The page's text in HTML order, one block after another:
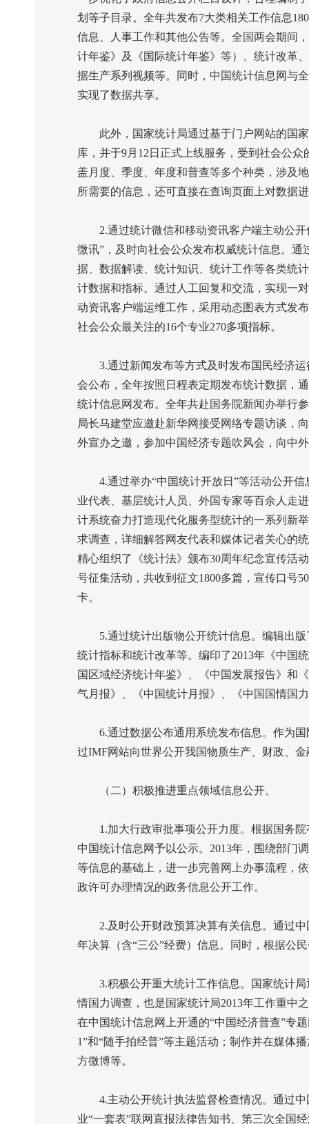
划等子目录。全年共发布7大类相关工作信息
信息、人事工作和其他公告等。全国两会期间
计年鉴》及《国际统计年鉴》等）、统计改革
据生产系列视频等。同时，中国统计信息网与
实现了数据共享。
此外，国家统计局通过基于门户网站的国家
库，并于9月 12 日 正式上线服务，受到社会公
盖月度、季度、年度和普查等多个种类，涉及
所需要的信息，还可直接在查询页面上对数据
2.通过统计微信和移动资讯客户端主动公
微讯”，及时向社会公众发布权威统计信息。通
据、数据解读、统计知识、统计工作等各类统
计数据和指标。通过人工回复和交流，实现一
动资讯客户端运维工作，采用动态图表方式发
社会公众最关注的16个专业270多项指标。
3.通过新闻发布等方式及时发布国民经济
会公布，全年按照日程表定期发布统计数据，
统计信息网发布。全年共赴国务院新闻办举行
局长马建堂应邀赴新华网接受网络专题访谈，
外宣办之邀，参加中国经济专题吹风会，向中
4.通过举办“中国统计开放日”等活动公开信
业代表、基层统计人员、外国专家等百余人走
计系统奋力打造现代化服务型统计的一系列新
求调查，详细解答网友代表和媒体记者关心的
精心组织了《统计法》颁布30周年纪念宣传活
号征集活动，共收到征文1800多篇，宣传口号
卡。
5.通过统计出版物公开统计信息。编辑出
统计指标和统计改革等。编印了2013年《中国
国区域经济统计年鉴》、《中国发展报告》和
气月报》、《中国统计月报》、《中国国情国
6.通过数据公布通用系统发布信息。作为
过IMF网站向世界公开我国物质生产、财政、
（二）积极推进重点领域信息公开。
1.加大行政审批事项公开力度。根据国务
中国统计信息网予以公示。 2013年，围绕部门
等信息的基础上，进一步完善网上办事流程，
政许可办理情况的政务信息公开工作。
2.及时公开财政预算决算有关信息。通过
年决算（含“三公”经费）信息。同时，根据公
3.积极公开重大统计工作信息。国家统计
情国力调查，也是国家统计局2013年工作重中
在中国统计信息网上开通的“中国经济普查”专
1”和“随手拍经普”等主题活动；制作并在媒体
方微博等。
4.主动公开统计执法监督检查情况。通过
业“一套表”联网直报法律告知书、第三次全国